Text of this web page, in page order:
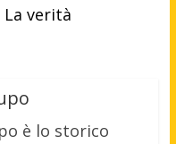
La verità
è lo storico